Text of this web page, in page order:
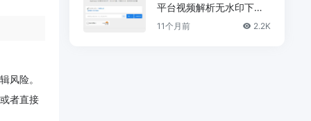
风险。
者直接
平台视频解析无水印下载
工具
11个月前 2.2K